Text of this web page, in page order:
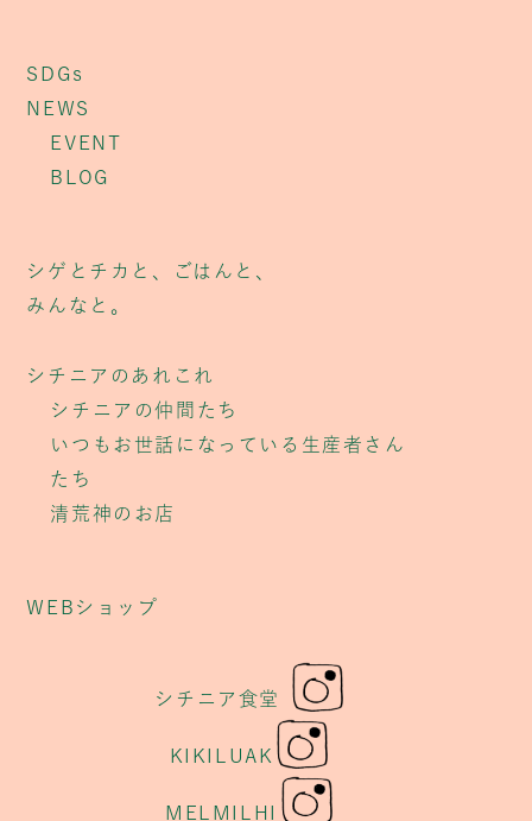
SDGs
NEWS
EVENT
BLOG
シゲとチカと、ごはんと、
みんなと。
シチニアのあれこれ
シチニアの仲間たち
いつもお世話になっている生産者さん
たち
清荒神のお店
WEBショップ
シチニア食堂
KIKILUAK
MELMILHI